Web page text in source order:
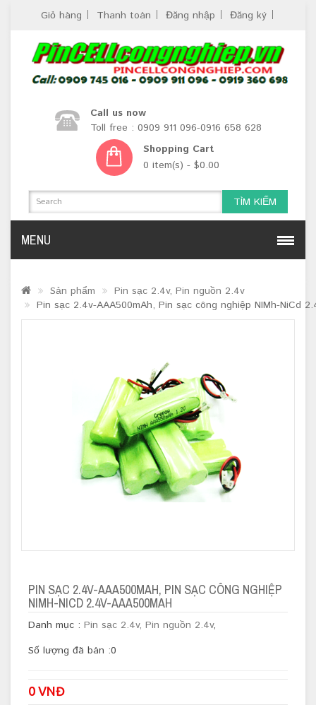
Giỏ hàng Thanh toán Đăng nhập Đăng ký
Call us now
Toll free : 0909 911 096-0916 658 628
Shopping Cart
0 item(s) - $0.00
TÌM KIẾM
MENU
Sản phẩm
Pin sạc 2.4v, Pin nguồn 2.4v
Pin sạc 2.4v-AAA500mAh, Pin sạc công nghiệp NIMh-NiCd
PIN SẠC 2.4V-AAA500MAH, PIN SẠC CÔNG NGHIỆP
NIMH-NICD 2.4V-AAA500MAH
Danh mục : Pin sạc 2.4v, Pin nguồn 2.4v,
Số lượng đã bán :0
0 VNĐ